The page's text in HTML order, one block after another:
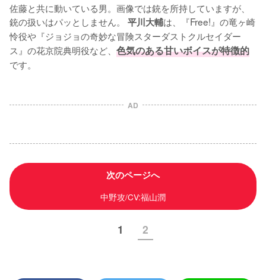
佐藤と共に動いている男。画像では銃を所持していますが、
銃の扱いはパッとしません。
平川大輔は、『Free!』の竜ヶ崎
怜役や『ジョジョの奇妙な冒険スターダストクルセイダー
ス』の花京院典明役など、 色気のある甘いボイスが特徴的
です。
AD
次のページへ
中野攻/CV:福山潤
1 2